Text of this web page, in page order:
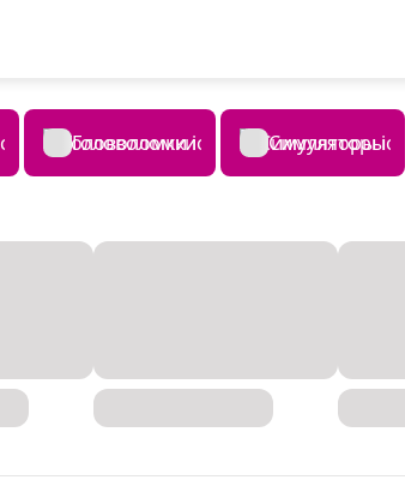
Головоломки Симуляторы